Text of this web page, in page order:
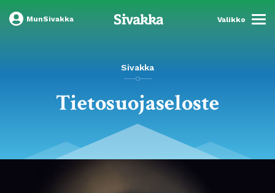
MunSivakka Valikko
Sivakka
Tietosuojaseloste